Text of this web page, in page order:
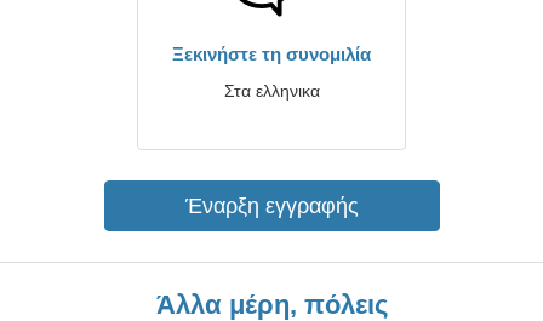
Ξεκινήστε τη συνομιλία
Στα ελληνικα
Έναρξη εγγραφής
Άλλα μέρη, πόλεις